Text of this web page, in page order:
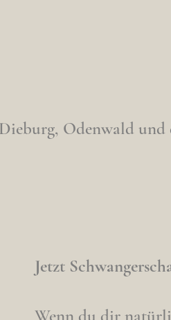
Odenwald und
Jetzt
Wenn du dir